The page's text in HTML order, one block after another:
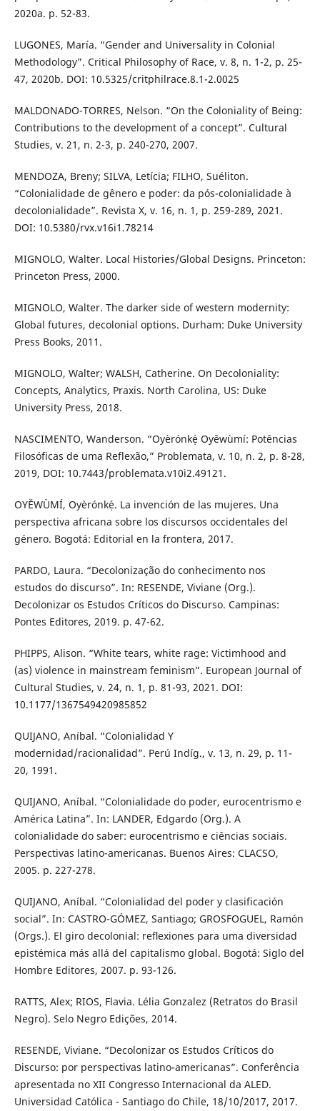
2020a. p. 52-83.
LUGONES, María. “Gender and Universality in Colonial
Methodology”. Critical Philosophy of Race, v. 8, n. 1-2, p. 25-
47, 2020b. DOI: 10.5325/critphilrace.8.1-2.0025
MALDONADO-TORRES, Nelson. “On the Coloniality of Being:
Contributions to the development of a concept”. Cultural
Studies, v. 21, n. 2-3, p. 240-270, 2007.
MENDOZA, Breny; SILVA, Letícia; FILHO, Suéliton.
“Colonialidade de gênero e poder: da pós-colonialidade à
decolonialidade”. Revista X, v. 16, n. 1, p. 259-289, 2021.
DOI: 10.5380/rvx.v16i1.78214
MIGNOLO, Walter. Local Histories/Global Designs. Princeton:
Princeton Press, 2000.
MIGNOLO, Walter. The darker side of western modernity:
Global futures, decolonial options. Durham: Duke University
Press Books, 2011.
MIGNOLO, Walter; WALSH, Catherine. On Decoloniality:
Concepts, Analytics, Praxis. North Carolina, US: Duke
University Press, 2018.
NASCIMENTO, Wanderson. “Oyèrónkẹ́ Oyěwùmí: Potências
Filosóficas de uma Reflexão,” Problemata, v. 10, n. 2, p. 8-28,
2019, DOI: 10.7443/problemata.v10i2.49121.
OYĚWÙMÍ, Oyèrónkẹ́. La invención de las mujeres. Una
perspectiva africana sobre los discursos occidentales del
género. Bogotá: Editorial en la frontera, 2017.
PARDO, Laura. “Decolonização do conhecimento nos
estudos do discurso”. In: RESENDE, Viviane (Org.).
Decolonizar os Estudos Críticos do Discurso. Campinas:
Pontes Editores, 2019. p. 47-62.
PHIPPS, Alison. “White tears, white rage: Victimhood and
(as) violence in mainstream feminism”. European Journal of
Cultural Studies, v. 24, n. 1, p. 81-93, 2021. DOI:
10.1177/1367549420985852
QUIJANO, Aníbal. “Colonialidad Y
modernidad/racionalidad”. Perú Indíg., v. 13, n. 29, p. 11-
20, 1991.
QUIJANO, Aníbal. “Colonialidade do poder, eurocentrismo e
América Latina”. In: LANDER, Edgardo (Org.). A
colonialidade do saber: eurocentrismo e ciências sociais.
Perspectivas latino-americanas. Buenos Aires: CLACSO,
2005. p. 227-278.
QUIJANO, Aníbal. “Colonialidad del poder y clasificación
social”. In: CASTRO-GÓMEZ, Santiago; GROSFOGUEL, Ramón
(Orgs.). El giro decolonial: reﬂexiones para uma diversidad
epistémica más allá del capitalismo global. Bogotá: Siglo del
Hombre Editores, 2007. p. 93-126.
RATTS, Alex; RIOS, Flavia. Lélia Gonzalez (Retratos do Brasil
Negro). Selo Negro Edições, 2014.
RESENDE, Viviane. “Decolonizar os Estudos Críticos do
Discurso: por perspectivas latino-americanas”. Conferência
apresentada no XII Congresso Internacional da ALED.
Universidad Católica - Santiago do Chile, 18/10/2017, 2017.